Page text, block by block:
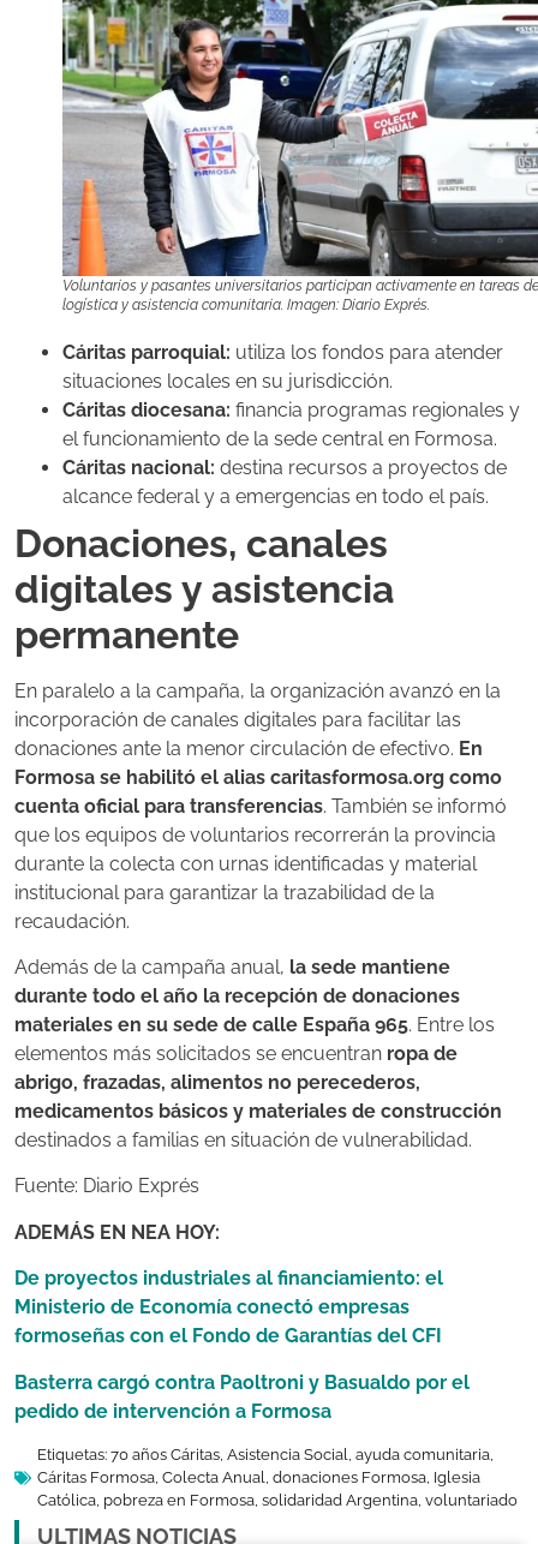
Voluntarios y pasantes universitarios participan activamente en tareas de
logística y asistencia comunitaria. Imagen: Diario Exprés.
Cáritas parroquial: utiliza los fondos para atender
situaciones locales en su jurisdicción.
Cáritas diocesana: financia programas regionales y
el funcionamiento de la sede central en Formosa.
Cáritas nacional: destina recursos a proyectos de
alcance federal y a emergencias en todo el país.
Donaciones, canales
digitales y asistencia
permanente
En paralelo a la campaña, la organización avanzó en la
incorporación de canales digitales para facilitar las
donaciones ante la menor circulación de efectivo. En
Formosa se habilitó el alias caritasformosa.org como
cuenta oficial para transferencias. También se informó
que los equipos de voluntarios recorrerán la provincia
durante la colecta con urnas identificadas y material
institucional para garantizar la trazabilidad de la
recaudación.
Además de la campaña anual, la sede mantiene
durante todo el año la recepción de donaciones
materiales en su sede de calle España 965. Entre los
elementos más solicitados se encuentran ropa de
abrigo, frazadas, alimentos no perecederos,
medicamentos básicos y materiales de construcción
destinados a familias en situación de vulnerabilidad.
Fuente: Diario Exprés
ADEMÁS EN NEA HOY:
De proyectos industriales al financiamiento: el
Ministerio de Economía conectó empresas
formoseñas con el Fondo de Garantías del CFI
Basterra cargó contra Paoltroni y Basualdo por el
pedido de intervención a Formosa
Etiquetas: 70 años Cáritas, Asistencia Social, ayuda comunitaria,
Cáritas Formosa, Colecta Anual, donaciones Formosa, Iglesia
Católica, pobreza en Formosa, solidaridad Argentina, voluntariado
ULTIMAS NOTICIAS